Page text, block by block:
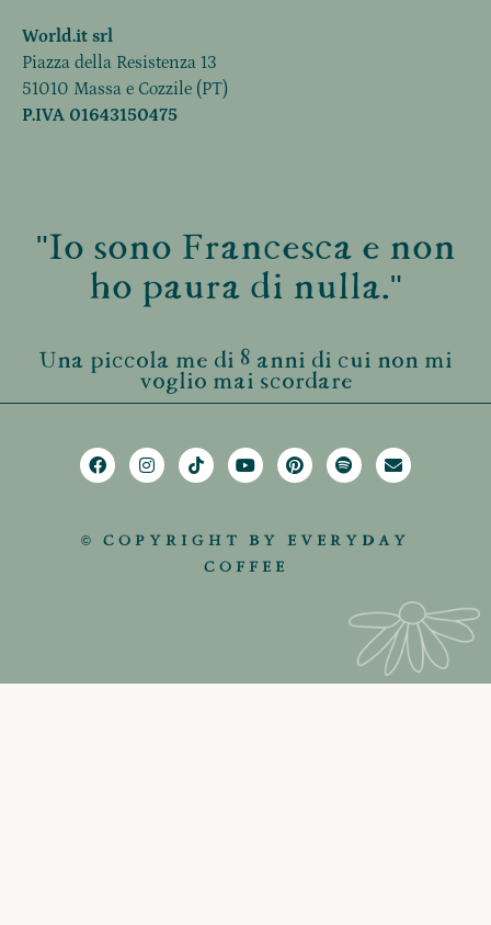
World.it srl
Piazza della Resistenza 13
51010 Massa e Cozzile (PT)
P.IVA 01643150475
"Io sono Francesca e non
ho paura di nulla."
Una piccola me di 8 anni di cui non mi
voglio mai scordare
© COPYRIGHT BY EVERYDAY
COFFEE